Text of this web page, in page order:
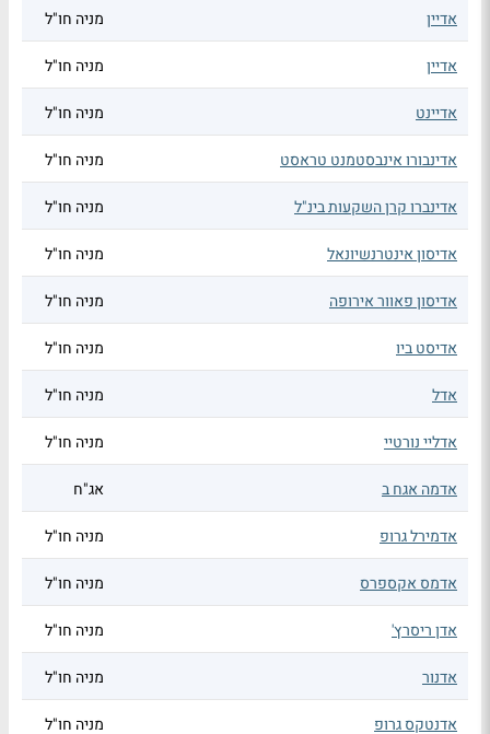
אדיין מניה חו"ל
אדיין מניה חו"ל
אדיינט מניה חו"ל
אדינבורו אינבסטמנט טראסט מניה חו"ל
אדינברו קרן השקעות בינ"ל מניה חו"ל
אדיסון אינטרנשיונאל מניה חו"ל
אדיסון פאוור אירופה מניה חו"ל
אדיסט ביו מניה חו"ל
אדל מניה חו"ל
אדליי נורטיי מניה חו"ל
אדמה אגח ב אג"ח
אדמירל גרופ מניה חו"ל
אדמס אקספרס מניה חו"ל
אדן ריסרץ' מניה חו"ל
אדנור מניה חו"ל
אדנטקס גרופ מניה חו"ל